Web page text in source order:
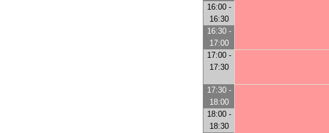
16:00 -
16:30
16:30 -
17:00
17:00 -
17:30
17:30 -
18:00
18:00 -
18:30